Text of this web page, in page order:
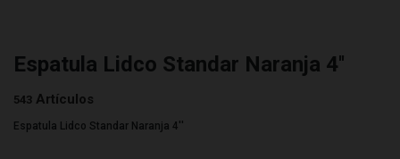
Espatula Lidco Standar Naranja 4''
543 Artículos
Espatula Lidco Standar Naranja 4''